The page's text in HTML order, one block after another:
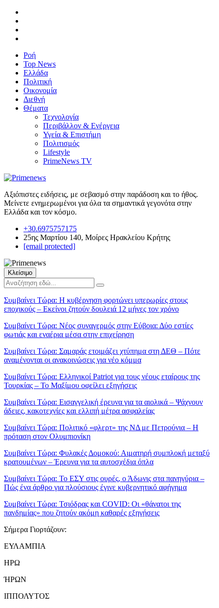
Ροή
Top News
Ελλάδα
Πολιτική
Οικονομία
Διεθνή
Θέματα
Τεχνολογία
Περιβάλλον & Ενέργεια
Υγεία & Επιστήμη
Πολιτισμός
Lifestyle
PrimeNews TV
Αξιόπιστες ειδήσεις, με σεβασμό στην παράδοση και το ήθος.
Μείνετε ενημερωμένοι για όλα τα σημαντικά γεγονότα στην
Ελλάδα και τον κόσμο.
+30.6975757175
25ης Μαρτίου 140, Μοίρες Ηρακλείου Κρήτης
[email protected]
Κλείσιμο
Συμβαίνει Τώρα: Η κυβέρνηση φορτώνει υπερωρίες στους
εποχικούς – Εκείνοι ζητούν δουλειά 12 μήνες τον χρόνο
Συμβαίνει Τώρα: Νέος συναγερμός στην Εύβοια: Δύο εστίες
φωτιάς και εναέρια μέσα στην επιχείρηση
Συμβαίνει Τώρα: Σαμαράς ετοιμάζει χτύπημα στη ΔΕΘ – Πότε
αναμένονται οι ανακοινώσεις για νέο κόμμα
Συμβαίνει Τώρα: Ελληνικοί Patriot για τους νέους εταίρους της
Τουρκίας – Το Μαξίμου οφείλει εξηγήσεις
Συμβαίνει Τώρα: Εισαγγελική έρευνα για τα αιολικά – Ψάχνουν
άδειες, κακοτεχνίες και ελλιπή μέτρα ασφαλείας
Συμβαίνει Τώρα: Πολιτικό «φλερτ» της ΝΔ με Πετρούνια – Η
πρόταση στον Ολυμπιονίκη
Συμβαίνει Τώρα: Φυλακές Δομοκού: Αιματηρή συμπλοκή μεταξύ
κρατουμένων – Έρευνα για τα αυτοσχέδια όπλα
Συμβαίνει Τώρα: Το ΕΣΥ στις ουρές, ο Άδωνις στα πανηγύρια –
Πώς ένα άρθρο για πλούσιους έγινε κυβερνητικό αφήγημα
Συμβαίνει Τώρα: Τσιόδρας και COVID: Οι «θάνατοι της
πανδημίας» που ζητούν ακόμη καθαρές εξηγήσεις
Σήμερα Γιορτάζουν:
ΕΥΛΑΜΠΙΑ
ΗΡΩ
ΉΡΩΝ
ΙΠΠΟΛΥΤΟΣ